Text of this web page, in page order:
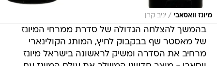
מיונז וואסאבי / יניב קרן
בהמשך להצלחה הגדולה של סדרת ממרחי המיונז
של מאסטר שף בבקבוק לחיץ, המותג הקולינארי
מרחיב את הסדרה ומשיק לראשונה בישראל מיונז